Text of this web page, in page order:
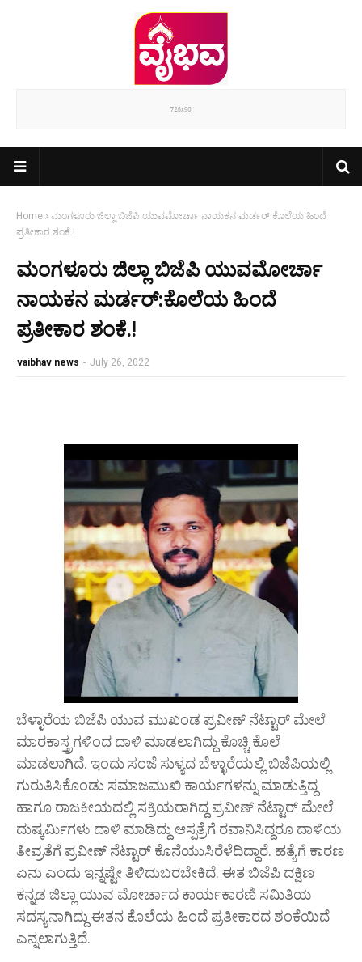
Home
ಮಂಗಳೂರು ಜಿಲ್ಲಾ ಬಿಜೆಪಿ ಯುವಮೋರ್ಚಾ ನಾಯಕನ ಮರ್ಡರ್:ಕೊಲೆಯ ಹಿಂದೆ
ಪ್ರತೀಕಾರ ಶಂಕೆ.!
ಮಂಗಳೂರು ಜಿಲ್ಲಾ ಬಿಜೆಪಿ ಯುವಮೋರ್ಚಾ
ನಾಯಕನ ಮರ್ಡರ್:ಕೊಲೆಯ ಹಿಂದೆ
ಪ್ರತೀಕಾರ ಶಂಕೆ.!
vaibhav news - July 26, 2022
ಬೆಳ್ಳಾರೆಯ ಬಿಜೆಪಿ ಯುವ ಮುಖಂಡ ಪ್ರವೀಣ್ ನೆಟ್ಟಾರ್ ಮೇಲೆ
ಮಾರಕಾಸ್ತ್ರಗಳಿಂದ ದಾಳಿ ಮಾಡಲಾಗಿದ್ದು ಕೊಚ್ಚಿ ಕೊಲೆ
ಮಾಡಲಾಗಿದೆ. ಇಂದು ಸಂಜೆ ಸುಳ್ಯದ ಬೆಳ್ಳಾರೆಯಲ್ಲಿ ಬಿಜೆಪಿಯಲ್ಲಿ
ಗುರುತಿಸಿಕೊಂಡು ಸಮಾಜಮುಖಿ ಕಾರ್ಯಗಳನ್ನು ಮಾಡುತ್ತಿದ್ದ
ಹಾಗೂ ರಾಜಕೀಯದಲ್ಲಿ ಸಕ್ರಿಯರಾಗಿದ್ದ ಪ್ರವೀಣ್ ನೆಟ್ಟಾರ್ ಮೇಲೆ
ದುಷ್ಕರ್ಮಿಗಳು ದಾಳಿ ಮಾಡಿದ್ದು ಆಸ್ಪತ್ರೆಗೆ ರವಾನಿಸಿದ್ದರೂ ದಾಳಿಯ
ತೀವ್ರತೆಗೆ ಪ್ರವೀಣ್ ನೆಟ್ಟಾರ್ ಕೊನೆಯುಸಿರೆಳೆದಿದ್ದಾರೆ. ಹತ್ಯೆಗೆ ಕಾರಣ
ಏನು ಎಂದು ಇನ್ನಷ್ಟೇ ತಿಳಿದುಬರಬೇಕಿದೆ. ಈತ ಬಿಜೆಪಿ ದಕ್ಷಿಣ
ಕನ್ನಡ ಜಿಲ್ಲಾ ಯುವ ಮೋರ್ಚಾದ ಕಾರ್ಯಕಾರಣಿ ಸಮಿತಿಯ
ಸದಸ್ಯನಾಗಿದ್ದು ಈತನ ಕೊಲೆಯ ಹಿಂದೆ ಪ್ರತೀಕಾರದ ಶಂಕೆಯಿದೆ
ಎನ್ನಲಾಗುತ್ತಿದೆ.